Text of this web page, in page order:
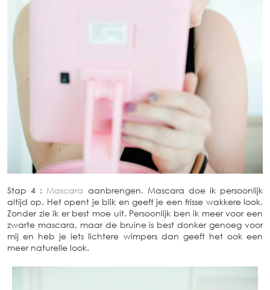
Stap 4 : Mascara aanbrengen. Mascara doe ik persoonlijk
altijd op. Het opent je blik en geeft je een frisse wakkere look.
Zonder zie ik er best moe uit. Persoonlijk ben ik meer voor een
zwarte mascara, maar de bruine is best donker genoeg voor
mij en heb je iets lichtere wimpers dan geeft het ook een
meer naturelle look.